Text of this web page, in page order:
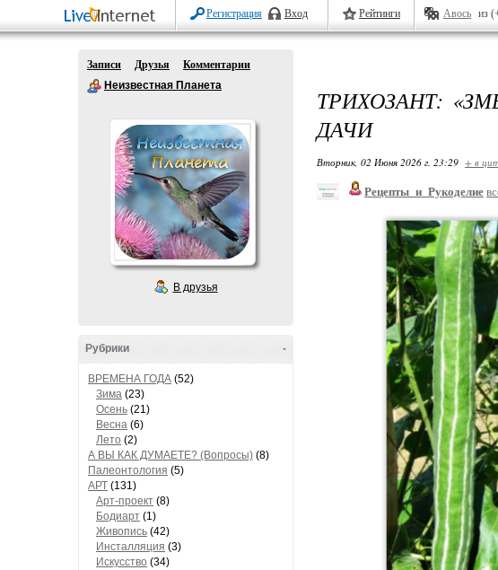
Регистрация Вход Рейтинги Авось из
Записи Друзья
Комментарии
Неизвестная Планета
В друзья
-
Рубрики
ВРЕМЕНА ГОДА (52)
Зима (23)
Осень (21)
Весна (6)
Лето (2)
А ВЫ КАК ДУМАЕТЕ? (Вопросы) (8)
Палеонтология (5)
АРТ (131)
Арт-проект (8)
Бодиарт (1)
Живопись (42)
Инсталляция (3)
Искусство (34)
ТРИХОЗАНТ:
ДАЧИ
Вторник, 02 Июня 2026 г. 23:29 + в
Рецепты_и_Рукоделие